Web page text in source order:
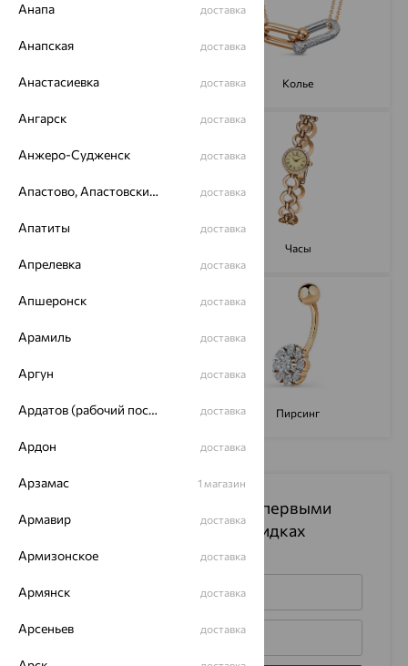
Броши Колье
Часы
Обручальные кольца Пирсинг
и первыми
узнавайте информацию о скидках
на изделия
Анапа доставка
Анапская доставка
Анастасиевка доставка
Ангарск доставка
Анжеро-Судженск доставка
Апастово, Апастовский район доставка
Апатиты доставка
Апрелевка доставка
Апшеронск доставка
Арамиль доставка
Аргун доставка
Ардатов (рабочий поселок) доставка
Ардон доставка
Арзамас 1 магазин
Армавир доставка
Армизонское доставка
Армянск доставка
Арсеньев доставка